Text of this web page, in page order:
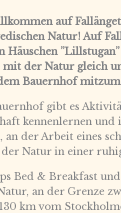
auf
Natur!Auf
Häuschen
mit der Natur gleich
Bauernhof
gibt es
kennenlernen und
an der Arbeit eines
Natur in einer
Bed & Breakfast
an der Grenze
km vom